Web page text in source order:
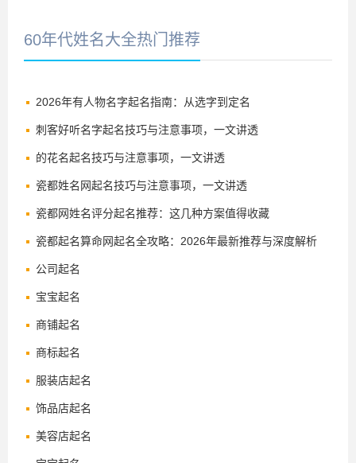
60年代姓名大全热门推荐
2026年有人物名字起名指南：从选字到定名
刺客好听名字起名技巧与注意事项，一文讲透
的花名起名技巧与注意事项，一文讲透
瓷都姓名网起名技巧与注意事项，一文讲透
瓷都网姓名评分起名推荐：这几种方案值得收藏
瓷都起名算命网起名全攻略：2026年最新推荐与深度解析
公司起名
宝宝起名
商铺起名
商标起名
服装店起名
饰品店起名
美容店起名